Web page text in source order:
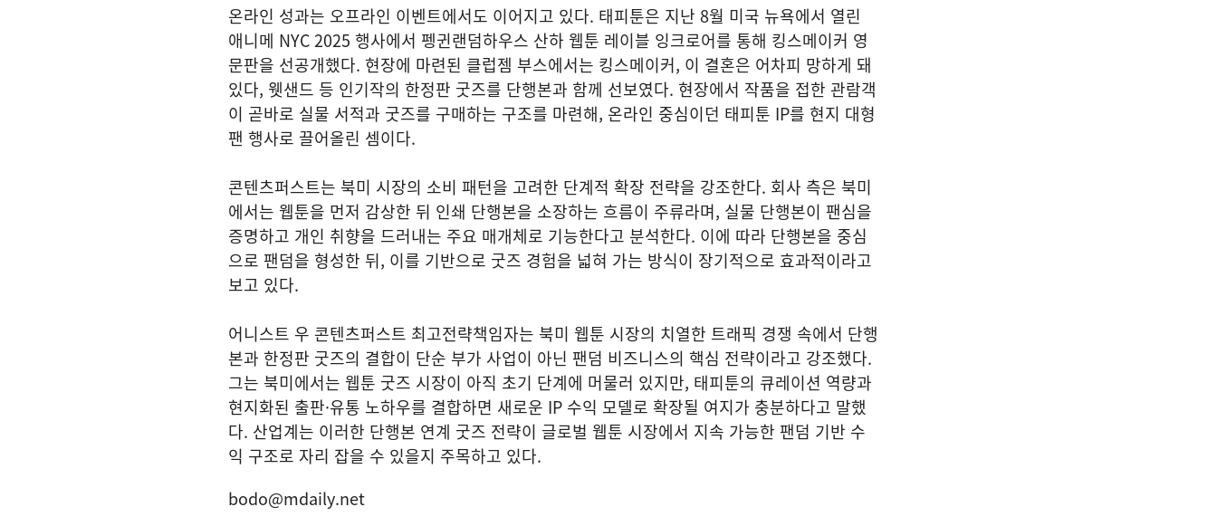
온라인 성과는 오프라인 이벤트에서도 이어지고 있다. 태피툰은 지난 8월 미국 뉴욕에서 열린
애니메 NYC 2025 행사에서 펭귄랜덤하우스 산하 웹툰 레이블 잉크로어를 통해 킹스메이커 영
문판을 선공개했다. 현장에 마련된 클럽젬 부스에서는 킹스메이커, 이 결혼은 어차피 망하게 돼
있다, 웻샌드 등 인기작의 한정판 굿즈를 단행본과 함께 선보였다. 현장에서 작품을 접한 관람객
이 곧바로 실물 서적과 굿즈를 구매하는 구조를 마련해, 온라인 중심이던 태피툰 IP를 현지 대형
팬 행사로 끌어올린 셈이다.
콘텐츠퍼스트는 북미 시장의 소비 패턴을 고려한 단계적 확장 전략을 강조한다. 회사 측은 북미
에서는 웹툰을 먼저 감상한 뒤 인쇄 단행본을 소장하는 흐름이 주류라며, 실물 단행본이 팬심을
증명하고 개인 취향을 드러내는 주요 매개체로 기능한다고 분석한다. 이에 따라 단행본을 중심
으로 팬덤을 형성한 뒤, 이를 기반으로 굿즈 경험을 넓혀 가는 방식이 장기적으로 효과적이라고
보고 있다.
어니스트 우 콘텐츠퍼스트 최고전략책임자는 북미 웹툰 시장의 치열한 트래픽 경쟁 속에서 단행
본과 한정판 굿즈의 결합이 단순 부가 사업이 아닌 팬덤 비즈니스의 핵심 전략이라고 강조했다.
그는 북미에서는 웹툰 굿즈 시장이 아직 초기 단계에 머물러 있지만, 태피툰의 큐레이션 역량과
현지화된 출판·유통 노하우를 결합하면 새로운 IP 수익 모델로 확장될 여지가 충분하다고 말했
다. 산업계는 이러한 단행본 연계 굿즈 전략이 글로벌 웹툰 시장에서 지속 가능한 팬덤 기반 수
익 구조로 자리 잡을 수 있을지 주목하고 있다.
bodo@mdaily.net